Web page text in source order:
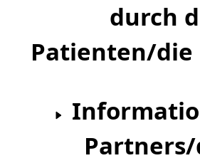
durch
Patienten/